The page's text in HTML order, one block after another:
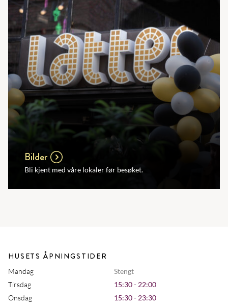
Bilder
Bli kjent med våre lokaler før besøket.
HUSETS ÅPNINGSTIDER
Mandag
Stengt
Tirsdag
15:30 - 22:00
Onsdag
15:30 - 23:30